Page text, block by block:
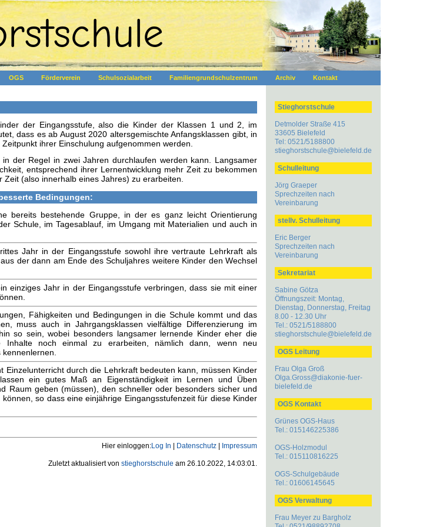
OGS Förderverein Schulsozialarbeit Familiengrundschulzentrum Archiv Kontakt
der Eingangsstufe, also die Kinder der Klassen 1 und 2, im
dass es ab August 2020 altersgemischte Anfangsklassen gibt, in
ihrer Einschulung aufgenommen werden.
der Regel in zwei Jahren durchlaufen werden kann. Langsamer
entsprechend ihrer Lernentwicklung mehr Zeit zu bekommen
(also innerhalb eines Jahres) zu erarbeiten.
Bedingungen:
bereits bestehende Gruppe, in der es ganz leicht Orientierung
Schule, im Tagesablauf, im Umgang mit Materialien und auch in
Jahr in der Eingangsstufe sowohl ihre vertraute Lehrkraft als
der dann am Ende des Schuljahres weitere Kinder den Wechsel
einziges Jahr in der Eingangsstufe verbringen, dass sie mit einer
Fähigkeiten und Bedingungen in die Schule kommt und das
muss auch in Jahrgangsklassen vielfältige Differenzierung im
so sein, wobei besonders langsamer lernende Kinder eher die
Inhalte noch einmal zu erarbeiten, nämlich dann, wenn neu
Einzelunterricht durch die Lehrkraft bedeuten kann, müssen Kinder
ein gutes Maß an Eigenständigkeit im Lernen und Üben
Raum geben (müssen), den schneller oder besonders sicher und
so dass eine einjährige Eingangsstufenzeit für diese Kinder
Hier einloggen:Log In Datenschutz Impressum
Zuletzt aktualisiert von stieghorstschule am 26.10.2022, 14:03:01.
Stieghorstschule
Detmolder Straße 415
33605 Bielefeld
Tel: 0521/5188800
stieghorstschule@bielefeld.de
Schulleitung
Jörg Graeper
Sprechzeiten nach
Vereinbarung
stellv. Schulleitung
Eric Berger
Sprechzeiten nach
Vereinbarung
Sekretariat
Sabine Götza
Öffnungszeit: Montag,
Dienstag, Donnerstag, Freitag
8.00 - 12.30 Uhr
Tel.: 0521/5188800
stieghorstschule@bielefeld.de
OGS Leitung
Frau Olga Groß
Olga.Gross@diakonie-fuer-
bielefeld.de
OGS Kontakt
Grünes OGS-Haus
Tel.: 015146225386
OGS-Holzmodul
Tel.: 015110816225
OGS-Schulgebäude
Tel.: 01606145645
OGS Verwaltung
Frau Meyer zu Bargholz